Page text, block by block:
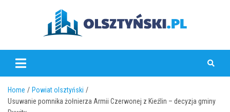
olsztynski.pl
Home
Powiat olsztyński
Usuwanie pomnika żołnierza Armii Czerwonej z Kieźlin – decyzja gminy